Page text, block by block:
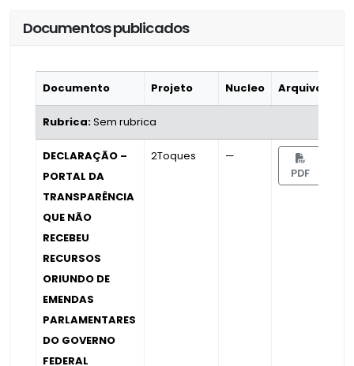
Documentos publicados
Documento Projeto Nucleo Arquivo
Rubrica:Sem rubrica
DECLARAÇÃO –
PORTAL DA
TRANSPARÊNCIA
QUE NÃO
RECEBEU
RECURSOS
ORIUNDO DE
EMENDAS
PARLAMENTARES
DO GOVERNO
FEDERAL
2Toques —
PDF